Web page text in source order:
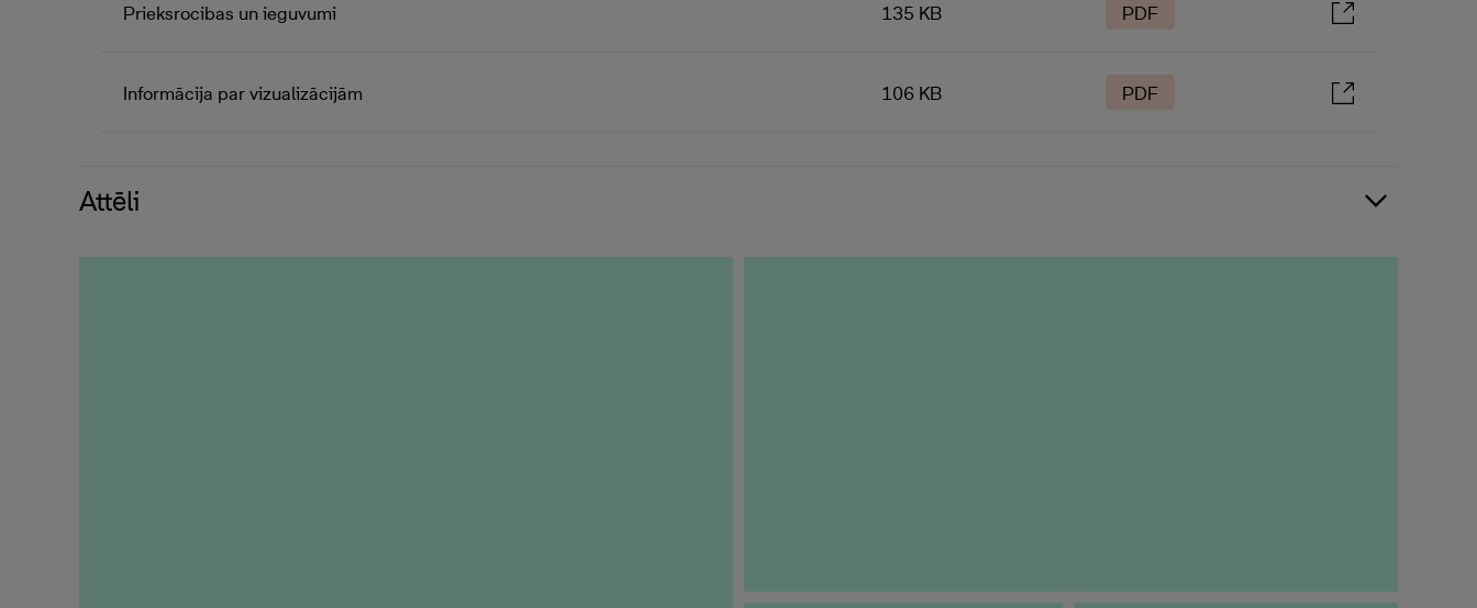
Prieksrocibas un ieguvumi 135 KB PDF
Informācija par vizualizācijām 106 KB PDF
Attēli